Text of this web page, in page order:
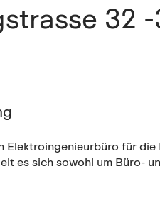
32
Elektroingenieurbüro für
es sich sowohl um Büro-